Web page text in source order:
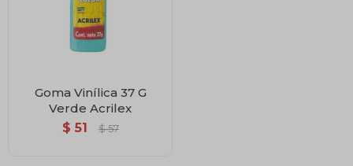
Goma Vinílica 37 G
Verde Acrilex
$ 51 $ 57